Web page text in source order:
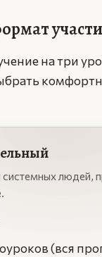
на три
людей,
(вся